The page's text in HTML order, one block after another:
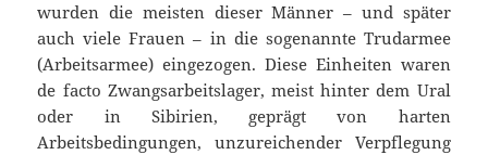
wurden die meisten dieser Männer – und später
auch viele Frauen – in die sogenannte Trudarmee
(Arbeitsarmee) eingezogen. Diese Einheiten waren
de facto Zwangsarbeitslager, meist hinter dem Ural
oder in Sibirien, geprägt von harten
Arbeitsbedingungen, unzureichender Verpflegung